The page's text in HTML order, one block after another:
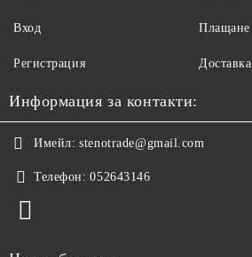
Вход
Регистрация
Плащане
Доставка
Информация за контакти:
Имейл: stenotrade@gmail.com
Телефон: 052643146